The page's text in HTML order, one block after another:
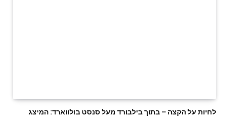
לחיות על הקצה – בתוך בילבורד מעל סנסט בולווארד: המיצג